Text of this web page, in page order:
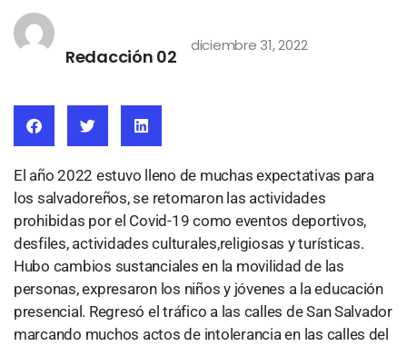
Redacción 02
diciembre 31, 2022
El año 2022 estuvo lleno de muchas expectativas para
los salvadoreños, se retomaron las actividades
prohibidas por el Covid-19 como eventos deportivos,
desfiles, actividades culturales,religiosas y turísticas.
Hubo cambios sustanciales en la movilidad de las
personas, expresaron los niños y jóvenes a la educación
presencial. Regresó el tráfico a las calles de San Salvador
marcando muchos actos de intolerancia en las calles del